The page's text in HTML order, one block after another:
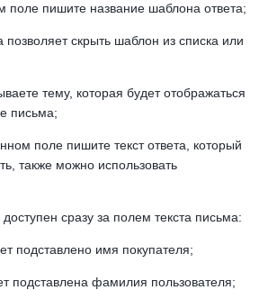
поле пишите название шаблона ответа;
позволяет скрыть шаблон из списка или
тему, которая будет отображаться
письма;
поле пишите текст ответа, который
также можно использовать
сразу за полем текста письма:
подставлено имя покупателя;
подставлена фамилия пользователя;